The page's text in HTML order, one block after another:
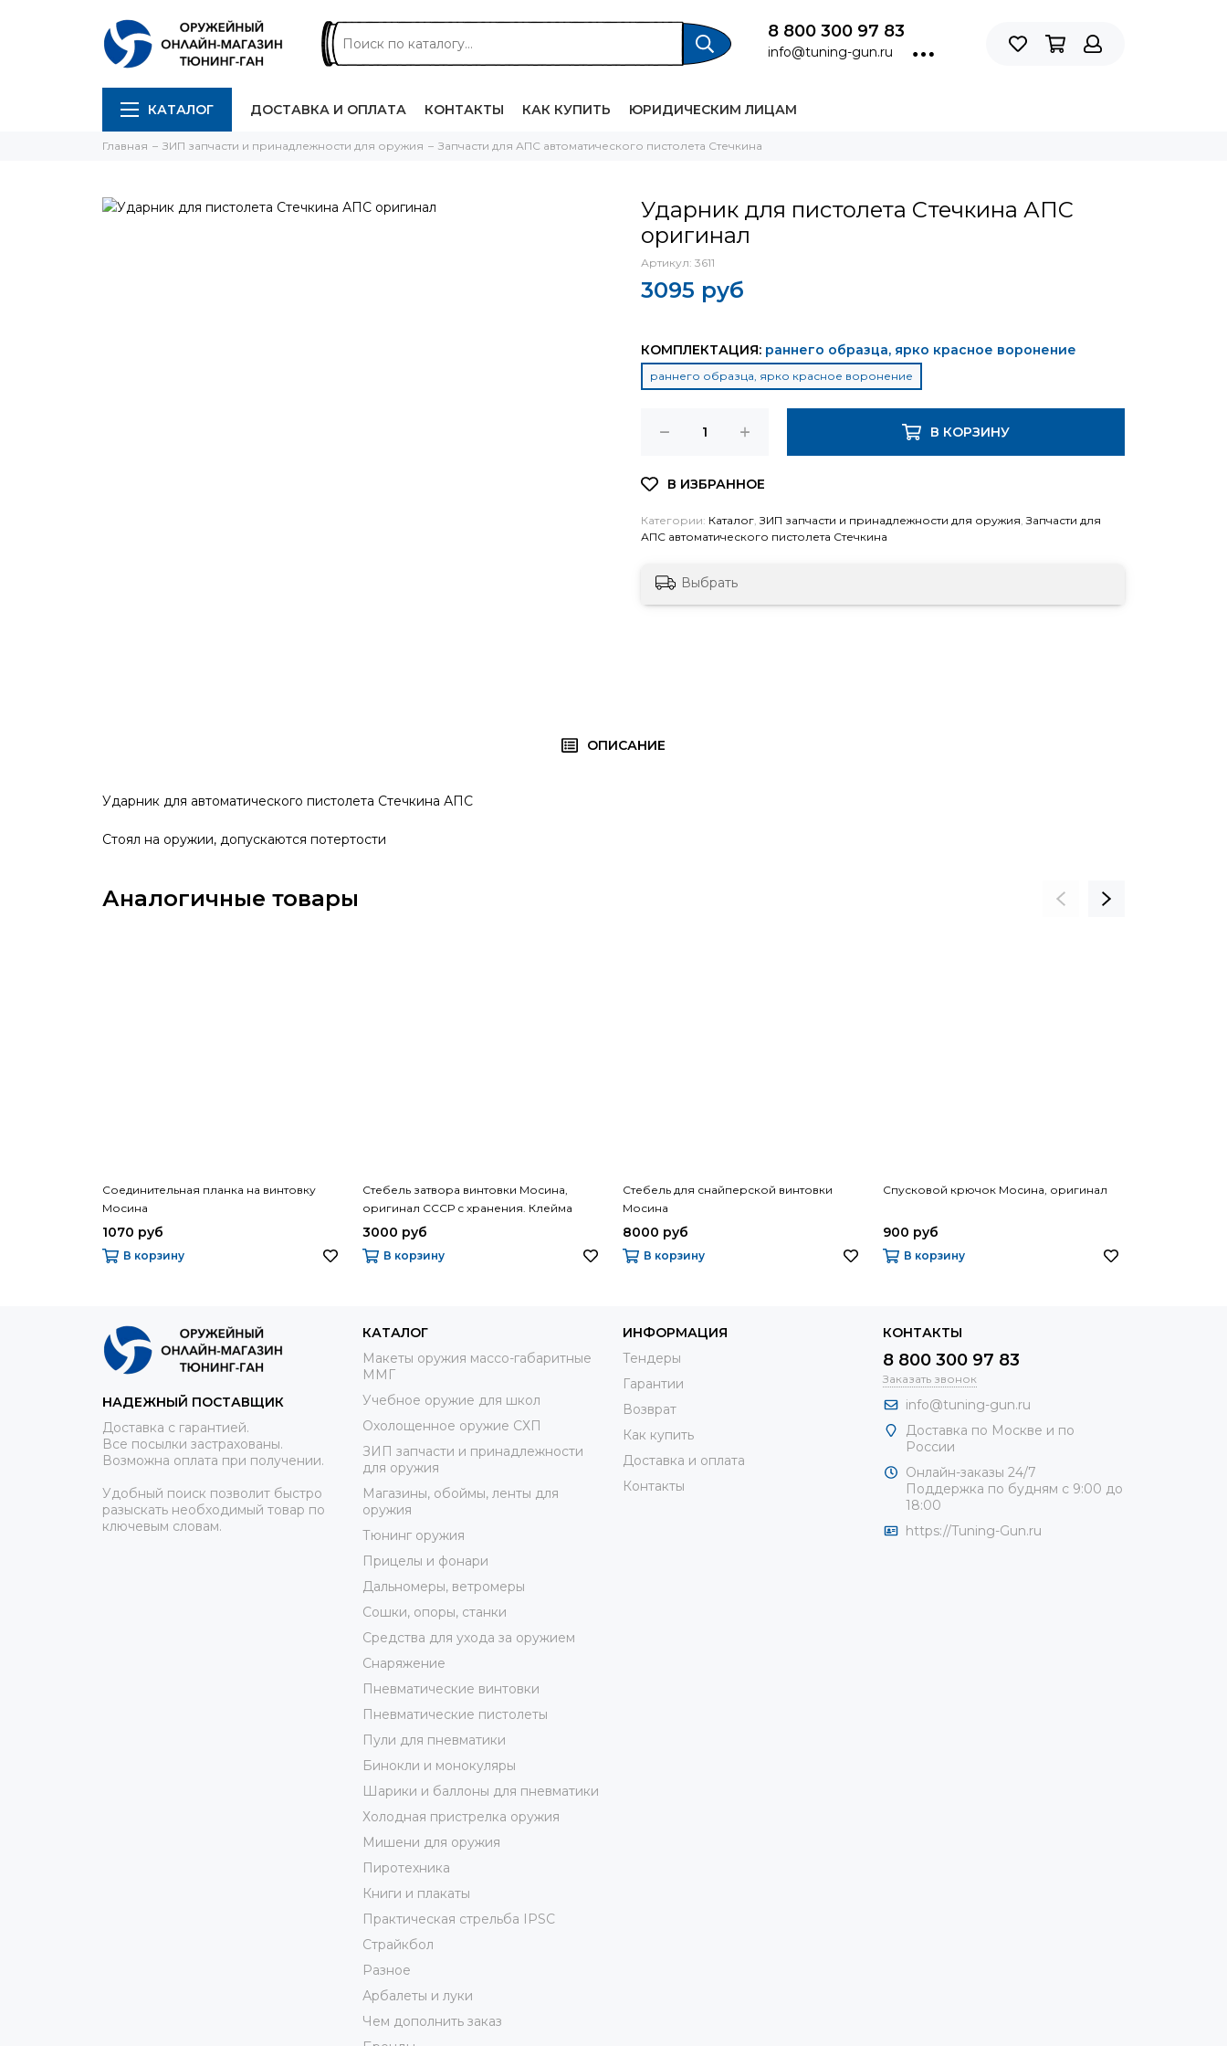
8 800 300 97 83
info@tuning-gun.ru
КАТАЛОГ ДОСТАВКА И ОПЛАТА КОНТАКТЫ КАК КУПИТЬ ЮРИДИЧЕСКИМ ЛИЦАМ
Главная ЗИП запчасти и принадлежности для оружия Запчасти для АПС автоматического пистолета Стечкина
Ударник для пистолета Стечкина АПС
оригинал
Артикул: 3611
3095 руб
КОМПЛЕКТАЦИЯ: раннего образца, ярко красное воронение
раннего образца, ярко красное воронение
В КОРЗИНУ
Категории: Каталог,ЗИП запчасти и принадлежности для оружия,Запчасти для
АПС автоматического пистолета Стечкина
Выбрать
ОПИСАНИЕ
Ударник для автоматического пистолета Стечкина АПС
Стоял на оружии, допускаются потертости
Аналогичные товары
Соединительная планка на винтовку
Мосина
1070 руб
В корзину
Стебель затвора винтовки Мосина,
оригинал СССР с хранения. Клейма
Ижевск и Тула
3000 руб
В корзину
Стебель для снайперской винтовки
Мосина
8000 руб
В корзину
Спусковой крючок Мосина, оригинал
900 руб
В корзину
НАДЕЖНЫЙ ПОСТАВЩИК
Доставка с гарантией.
Все посылки застрахованы.
Возможна оплата при получении.
Удобный поиск позволит быстро
разыскать необходимый товар по
ключевым словам.
КАТАЛОГ
Макеты оружия массо-габаритные
ММГ
Учебное оружие для школ
Охолощенное оружие СХП
ЗИП запчасти и принадлежности
для оружия
Магазины, обоймы, ленты для
оружия
Тюнинг оружия
Прицелы и фонари
Дальномеры, ветромеры
Сошки, опоры, станки
Средства для ухода за оружием
Снаряжение
Пневматические винтовки
Пневматические пистолеты
Пули для пневматики
Бинокли и монокуляры
Шарики и баллоны для пневматики
Холодная пристрелка оружия
Мишени для оружия
Пиротехника
Книги и плакаты
Практическая стрельба IPSC
Страйкбол
Разное
Арбалеты и луки
Чем дополнить заказ
ИНФОРМАЦИЯ
Тендеры
Гарантии
Возврат
Как купить
Доставка и оплата
Контакты
КОНТАКТЫ
8 800 300 97 83
Заказать звонок
info@tuning-gun.ru
Доставка по Москве и по
России
Онлайн-заказы 24/7
Поддержка по будням с 9:00 до
18:00
https://Tuning-Gun.ru